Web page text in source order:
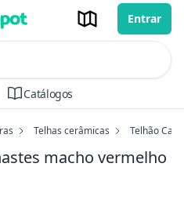
Entrar
Catálogos
Telhas cerâmicas Telhão
macho vermelho